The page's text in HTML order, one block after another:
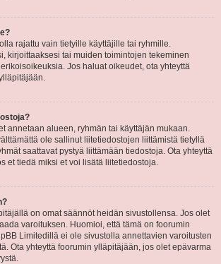
rajattu vain tietyille käyttäjille tai ryhmille.
kirjoittaaksesi tai muiden toimintojen tekeminen
Jos haluat oikeudet, ota yhteyttä
annetaan alueen, ryhmän tai käyttäjän mukaan.
ole sallinut liitetiedostojen liittämistä tietyllä
saattavat pystyä liittämään tiedostoja. Ota yhteyttä
et tiedä miksi et voi lisätä liitetiedostoja.
on omat säännöt heidän sivustollensa. Jos olet
varoituksen. Huomioi, että tämä on foorumin
Limitedillä ei ole sivustolla annettavien varoitusten
Ota yhteyttä foorumin ylläpitäjään, jos olet epävarma